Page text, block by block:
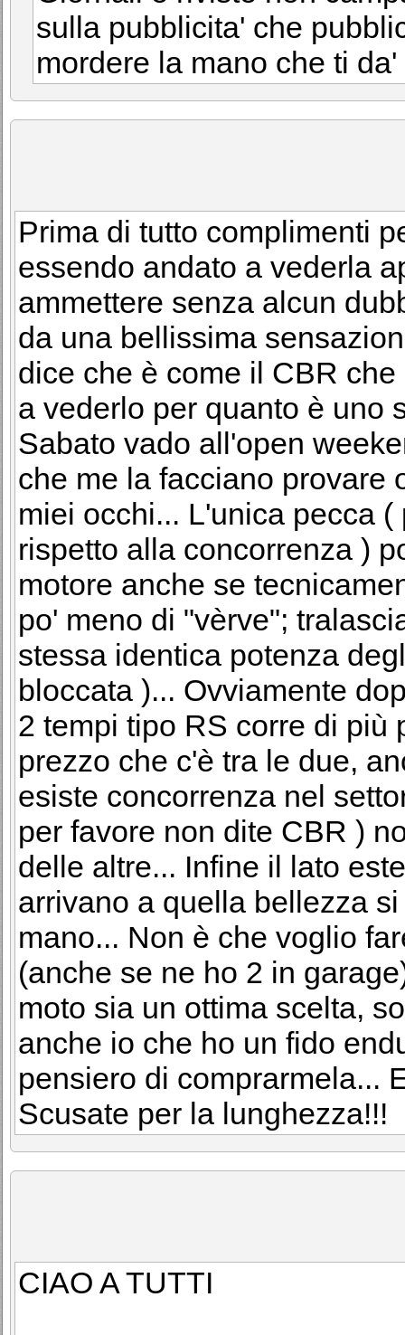
sulla pubblicita' che
mordere la mano che ti
Prima di tutto complimenti
essendo andato a vederla
ammettere senza alcun
da una bellissima
dice che è come il CBR
a vederlo per quanto è uno
Sabato vado all'open
che me la facciano provare
miei occhi... L'unica pecca
rispetto alla concorrenza )
motore anche se
po' meno di "vèrve";
stessa identica potenza
bloccata )... Ovviamente
2 tempi tipo RS corre di più
prezzo che c'è tra le due,
esiste concorrenza nel
per favore non dite CBR )
delle altre... Infine il lato
arrivano a quella bellezza
mano... Non è che voglio
(anche se ne ho 2 in
moto sia un ottima scelta,
anche io che ho un fido
pensiero di comprarmela...
Scusate per la lunghezza!!!
CIAO A TUTTI